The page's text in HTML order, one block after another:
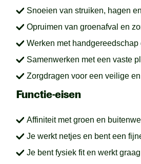
Snoeien van struiken, hagen
Opruimen van groenafval en
Werken met
Samenwerken met een vaste
Zorgdragen voor een veilige
Functie-eisen
Affiniteit met groen en
Je werkt netjes en bent een
Je bent fysiek fit en werkt